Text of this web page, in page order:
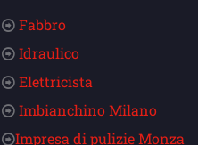
Fabbro
Idraulico
Elettricista
Imbianchino Milano
Impresa di pulizie Monza